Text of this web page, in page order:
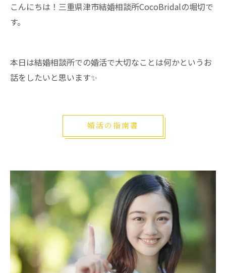
こんにちは！三重県津市結婚相談所CocoBridalの堀切で
す。
本日は結婚相談所での婚活で大切なことは何かというお
話をしたいと思います✨
婚活の指南書